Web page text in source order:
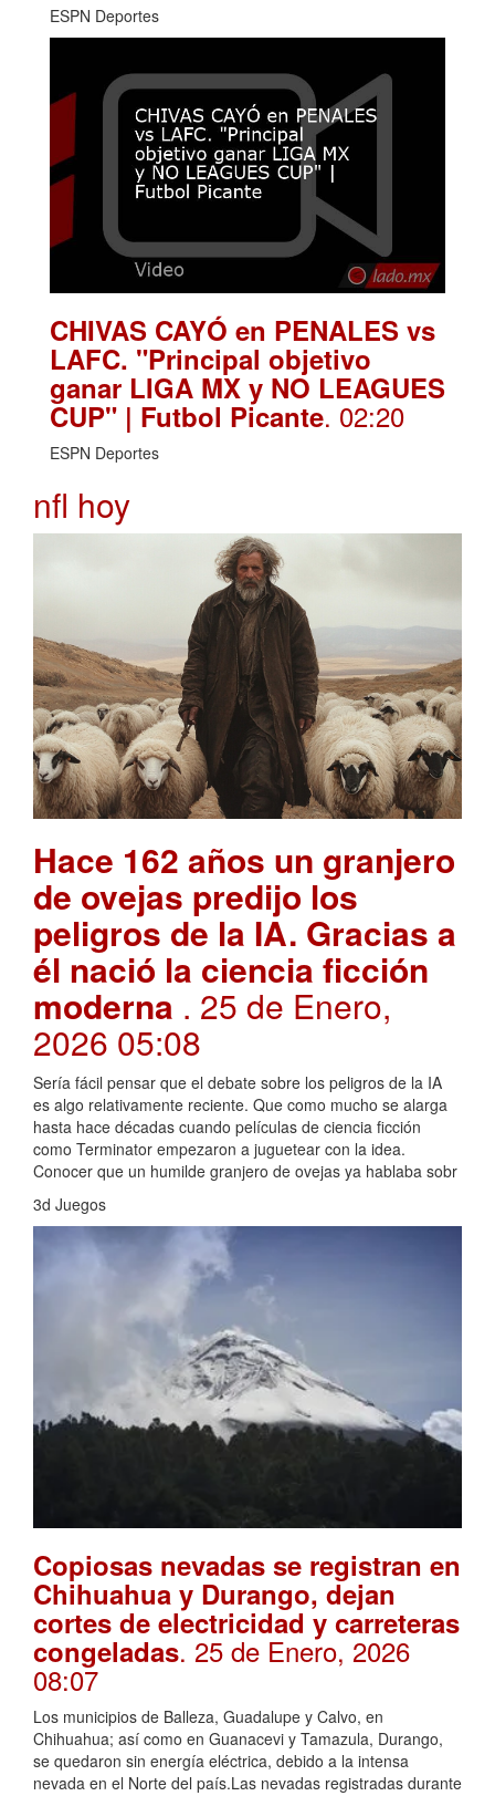
ESPN Deportes
CHIVAS CAYÓ en PENALES vs
LAFC. "Principal objetivo
ganar LIGA MX y NO LEAGUES
CUP" | Futbol Picante. 02:20
ESPN Deportes
nfl hoy
Hace 162 años un granjero
de ovejas predijo los
peligros de la IA. Gracias a
él nació la ciencia ficción
moderna . 25 de Enero,
2026 05:08
Sería fácil pensar que el debate sobre los peligros de la IA
es algo relativamente reciente. Que como mucho se alarga
hasta hace décadas cuando películas de ciencia ficción
como Terminator empezaron a juguetear con la idea.
Conocer que un humilde granjero de ovejas ya hablaba sobr
3d Juegos
Copiosas nevadas se registran en
Chihuahua y Durango, dejan
cortes de electricidad y carreteras
congeladas. 25 de Enero, 2026
08:07
Los municipios de Balleza, Guadalupe y Calvo, en
Chihuahua; así como en Guanacevi y Tamazula, Durango,
se quedaron sin energía eléctrica, debido a la intensa
nevada en el Norte del país.Las nevadas registradas durante